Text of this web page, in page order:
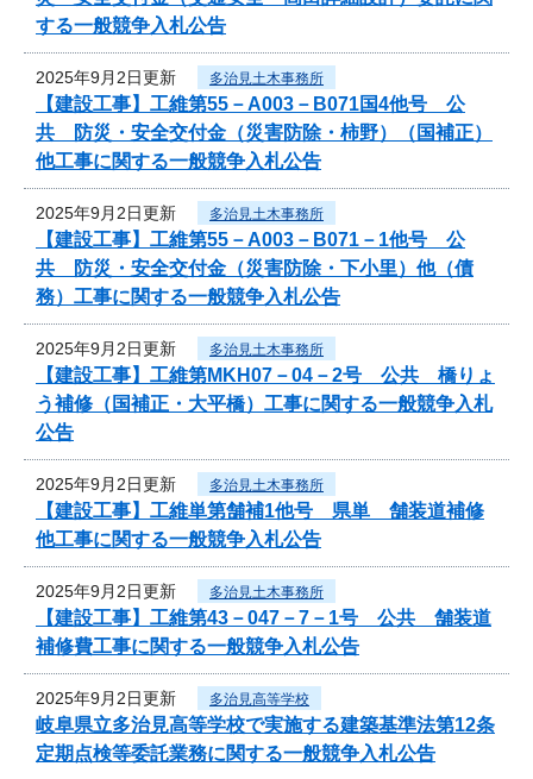
する一般競争入札公告
2025年9月2日更新 多治見土木事務所
【建設工事】工維第55－A003－B071国4他号 公
共 防災・安全交付金（災害防除・柿野）（国補正）
他工事に関する一般競争入札公告
2025年9月2日更新 多治見土木事務所
【建設工事】工維第55－A003－B071－1他号 公
共 防災・安全交付金（災害防除・下小里）他（債
務）工事に関する一般競争入札公告
2025年9月2日更新 多治見土木事務所
【建設工事】工維第MKH07－04－2号 公共 橋りょ
う補修（国補正・大平橋）工事に関する一般競争入札
公告
2025年9月2日更新 多治見土木事務所
【建設工事】工維単第舗補1他号 県単 舗装道補修
他工事に関する一般競争入札公告
2025年9月2日更新 多治見土木事務所
【建設工事】工維第43－047－7－1号 公共 舗装道
補修費工事に関する一般競争入札公告
2025年9月2日更新 多治見高等学校
岐阜県立多治見高等学校で実施する建築基準法第12条
定期点検等委託業務に関する一般競争入札公告